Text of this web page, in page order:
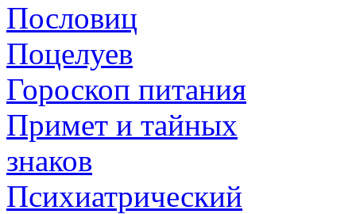
Пословиц
Поцелуев
Гороскоп питания
Примет и тайных
знаков
Психиатрический